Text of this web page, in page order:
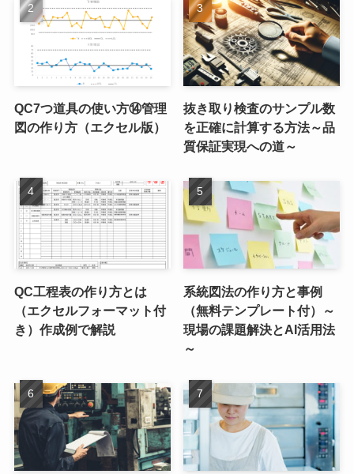
QC7つ道具の使い方⑭管理
図の作り方（エクセル版）
抜き取り検査のサンプル数
を正確に計算する方法～品
質保証実現への道～
QC工程表の作り方とは
（エクセルフォーマット付
き）作成例で解説
系統図法の作り方と事例
（無料テンプレート付）～
現場の課題解決とAI活用法
～